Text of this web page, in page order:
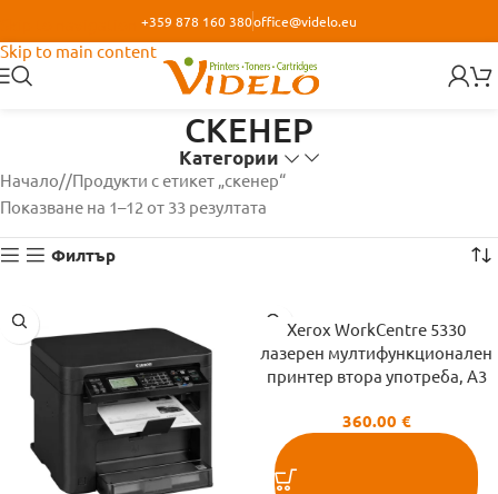
Skip to main content
+359 878 160 380office@videlo.eu
СКЕНЕР
Категории
Начало/ Продукти с етикет „скенер“
Показване на 1–12 от 33 резултата
Филтър
Xerox WorkCentre 5330
лазерен мултифункционален
принтер втора употреба, A3
360.00 €